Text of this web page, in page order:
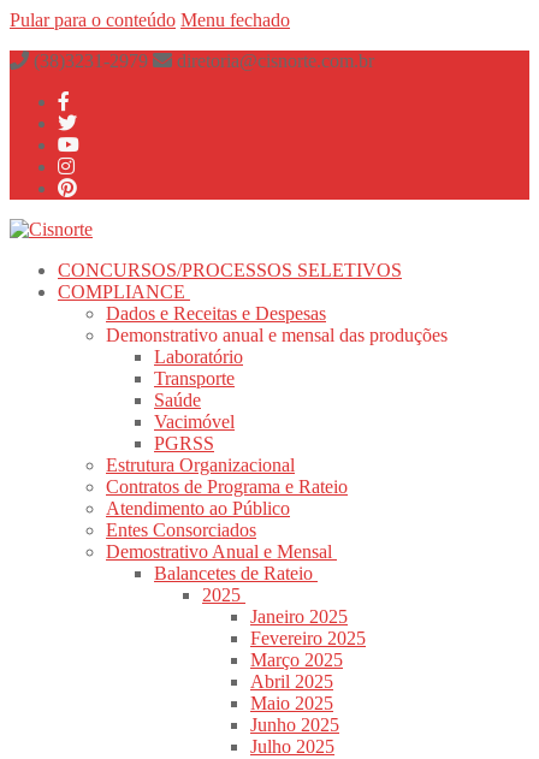
Pular para o conteúdo Menu fechado
(38)3231-2979
diretoria@cisnorte.com.br
CONCURSOS/PROCESSOS SELETIVOS
COMPLIANCE
Dados e Receitas e Despesas
Demonstrativo anual e mensal das produções
Laboratório
Transporte
Saúde
Vacimóvel
PGRSS
Estrutura Organizacional
Contratos de Programa e Rateio
Atendimento ao Público
Entes Consorciados
Demostrativo Anual e Mensal
Balancetes de Rateio
2025
Janeiro 2025
Fevereiro 2025
Março 2025
Abril 2025
Maio 2025
Junho 2025
Julho 2025